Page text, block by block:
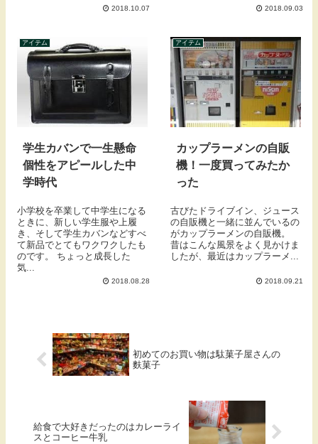
2018.10.07 2018.09.03
アイテム
学生カバンで一生懸命
個性をアピールした中
学時代
小学校を卒業して中学生になる
ときに、新しい学生服や上履
き、そして学生カバンなどすべ
て新品でとてもワクワクしたも
のです。 ちょっと成長した
気...
2018.08.28
アイテム
カップラーメンの自販
機！一度買ってみたか
った
古びたドライブイン、ジュース
の自販機と一緒に並んでいるの
がカップラーメンの自販機。
昔はこんな風景をよく見かけま
したが、最近はカップラーメ...
2018.09.21
初めてのお買い物は駄菓子屋さんの
麩菓子
給食で大好きだったのはカレーライ
スとコーヒー牛乳